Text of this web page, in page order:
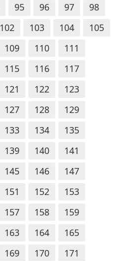
95 96 97
98
102 103 104
105
109 110
111
115 116
117
121 122
123
127 128
129
133 134
135
139 140
141
145 146
147
151 152
153
157 158
159
163 164
165
169 170
171